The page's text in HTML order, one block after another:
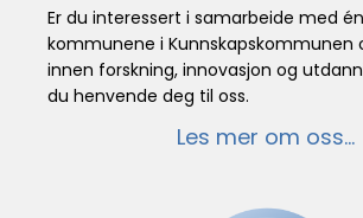
Er du interessert i samarbeide med
kommunene i Kunnskapskommunen
innen forskning, innovasjon og
Les mer om oss...